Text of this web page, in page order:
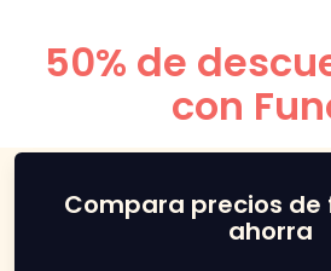
50% de
con
Compara precios de
ahorra